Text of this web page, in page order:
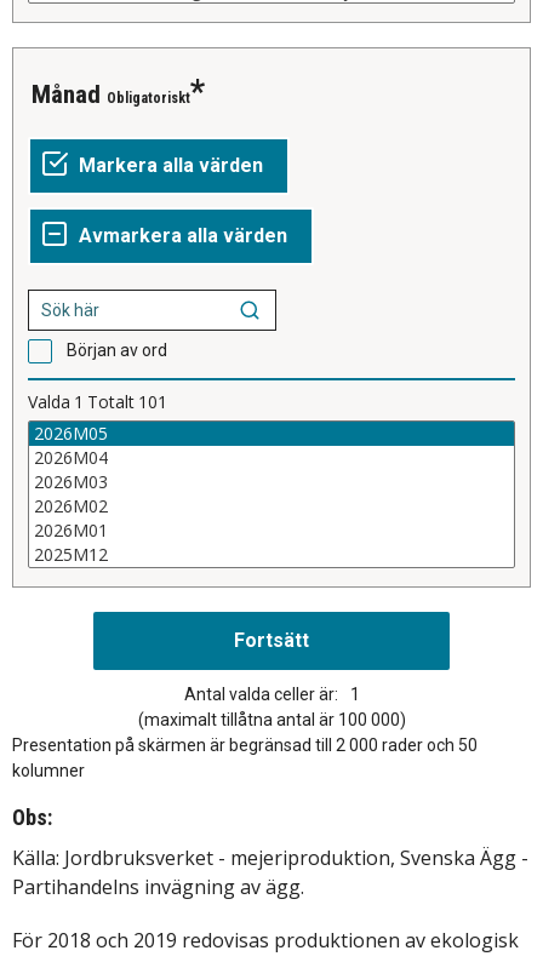
Månad Obligatoriskt
Början av ord
Valda 1 Totalt 101
Antal valda celler är:
1
(maximalt tillåtna antal är 100 000)
Presentation på skärmen är begränsad till 2 000 rader och 50
kolumner
Obs:
Källa: Jordbruksverket - mejeriproduktion, Svenska Ägg -
Partihandelns invägning av ägg.
För 2018 och 2019 redovisas produktionen av ekologisk